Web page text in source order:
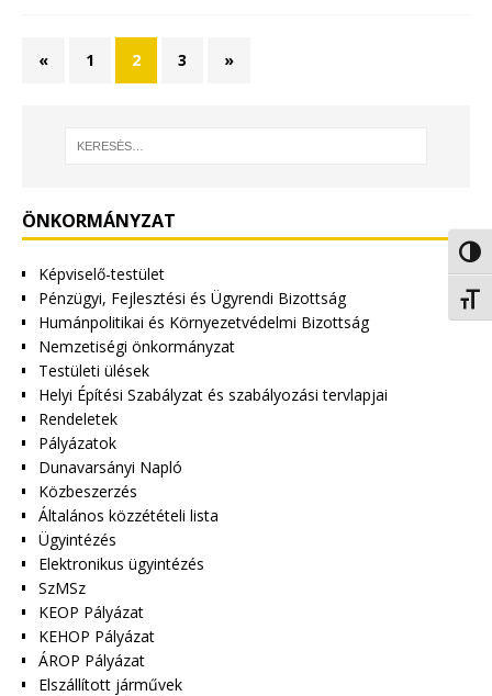
« 1 2 3 »
ÖNKORMÁNYZAT
Képviselő-testület
Pénzügyi, Fejlesztési és Ügyrendi Bizottság
Humánpolitikai és Környezetvédelmi Bizottság
Nemzetiségi önkormányzat
Testületi ülések
Helyi Építési Szabályzat és szabályozási tervlapjai
Rendeletek
Pályázatok
Dunavarsányi Napló
Közbeszerzés
Általános közzétételi lista
Ügyintézés
Elektronikus ügyintézés
SzMSz
KEOP Pályázat
KEHOP Pályázat
ÁROP Pályázat
Elszállított járművek